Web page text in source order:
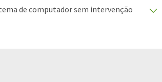
de computador sem intervenção